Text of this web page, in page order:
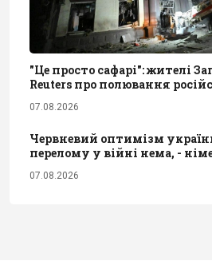
"Це просто сафарі": жителі
Reuters про полювання
07.08.2026
Червневий оптимізм
перелому у війні нема, -
07.08.2026